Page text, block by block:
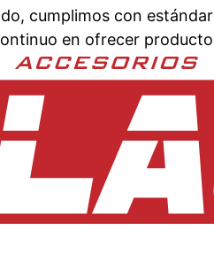
cumplimos con
en ofrecer